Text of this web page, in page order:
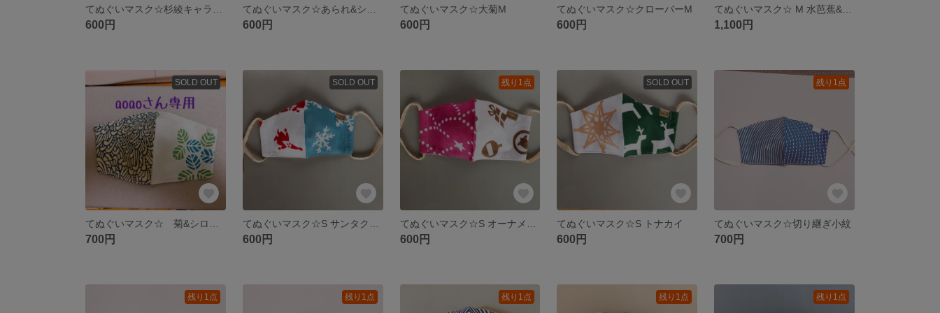
600円 600円
てぬぐいマスク☆大菊M
600円
てぬぐいマスク☆クローバーM
600円 1,100円
SOLD OUT
700円
SOLD OUT
600円
残り1点
600円
SOLD OUT
てぬぐいマスク☆S トナカイ
600円
残り1点
てぬぐいマスク☆切り継ぎ小紋
700円
残り1点 残り1点 残り1点 残り1点 残り1点